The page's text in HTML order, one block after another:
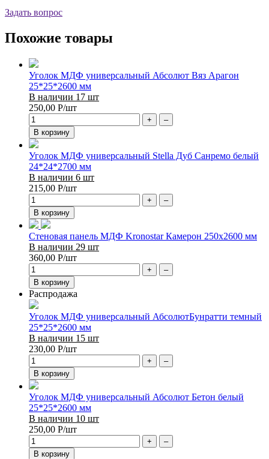
Задать вопрос
Похожие товары
Уголок МДФ универсальный Абсолют Вяз Арагон
25*25*2600 мм
В наличии 17 шт
250,00 Р/шт
+
–
В корзину
Уголок МДФ универсальный Stella Дуб Санремо белый
24*24*2700 мм
В наличии 6 шт
215,00 Р/шт
+
–
В корзину
Стеновая панель МДФ Kronostar Камерон 250х2600 мм
В наличии 29 шт
360,00 Р/шт
+
–
В корзину
Распродажа
Уголок МДФ универсальный АбсолютБунратти темный
25*25*2600 мм
В наличии 15 шт
230,00 Р/шт
+
–
В корзину
Уголок МДФ универсальный Абсолют Бетон белый
25*25*2600 мм
В наличии 10 шт
250,00 Р/шт
+
–
В корзину